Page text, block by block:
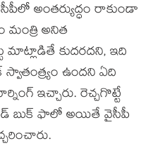
అంతర్యుద్ధం రాకుండా
అనిత
మాట్లాడితే కుదరదని, ఇది
ఉందని ఏది
ఇచ్చారు. రెచ్చగొట్టే
బుక్ ఫాలో అయితే వైసీపీ